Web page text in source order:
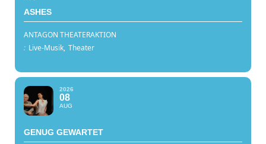
ASHES
ANTAGON THEATERAKTION
: Live-Musik, Theater
2026
08
AUG
GENUG GEWARTET